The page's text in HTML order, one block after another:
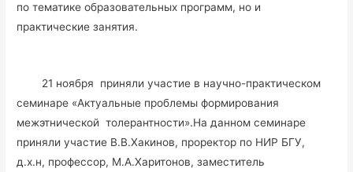
по тематике образовательных программ, но и
практические занятия.
21 ноября приняли участие в научно-практическом
семинаре «Актуальные проблемы формирования
межэтнической толерантности».На данном семинаре
приняли участие В.В.Хакинов, проректор по НИР БГУ,
д.х.н, профессор, М.А.Харитонов, заместитель